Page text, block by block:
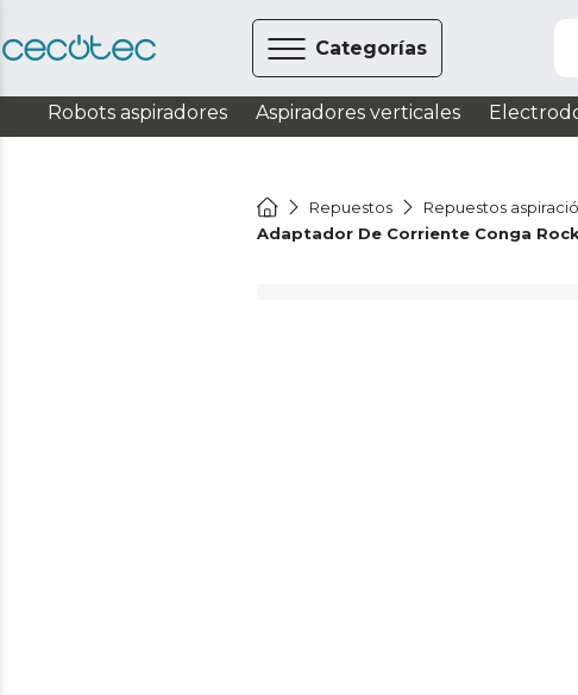
Categorías
Robots aspiradores Aspiradores verticales
Repuestos Repuestos
Adaptador De Corriente Conga